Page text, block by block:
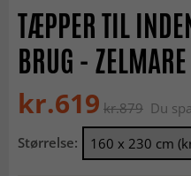
TÆPPER TIL
BRUG -
kr.619 kr.879 Du
Størrelse: